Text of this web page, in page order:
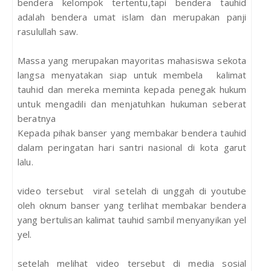
adalah bendera umat islam dan merupakan panji
rasulullah saw.
Massa yang merupakan mayoritas mahasiswa sekota
langsa menyatakan siap untuk membela kalimat
tauhid dan mereka meminta kepada penegak hukum
untuk mengadili dan menjatuhkan hukuman seberat
beratnya
Kepada pihak banser yang membakar bendera tauhid
dalam peringatan hari santri nasional di kota garut
lalu.
video tersebut viral setelah di unggah di youtube
oleh oknum banser yang terlihat membakar bendera
yang bertulisan kalimat tauhid sambil menyanyikan yel
yel.
setelah melihat video tersebut di media sosial